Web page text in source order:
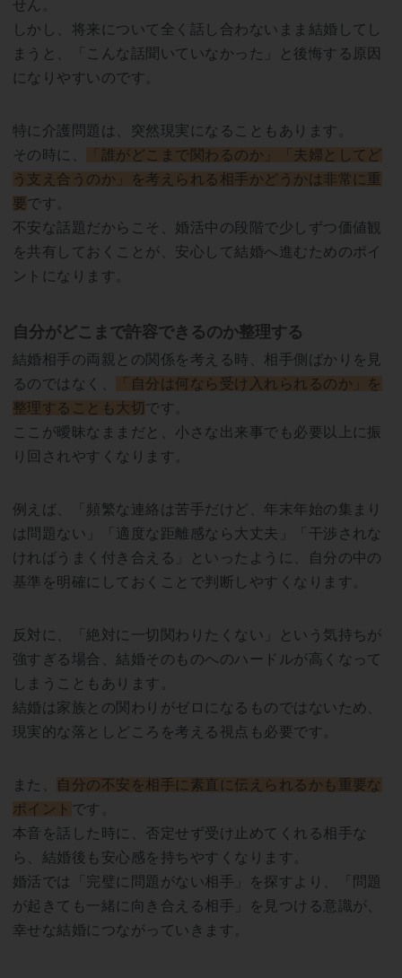
せん。
しかし、将来について全く話し合わないまま結婚してし
まうと、「こんな話聞いていなかった」と後悔する原因
になりやすいのです。
特に介護問題は、突然現実になることもあります。
その時に、
「誰がどこまで関わるのか」「夫婦としてど
う支え合うのか」を考えられる相手かどうかは非常に重
要 です。
不安な話題だからこそ、婚活中の段階で少しずつ価値観
を共有しておくことが、安心して結婚へ進むためのポイ
ントになります。
自分がどこまで許容できるのか整理する
結婚相手の両親との関係を考える時、相手側ばかりを見
るのではなく、
「自分は何なら受け入れられるのか」を
整理することも大切 です。
ここが曖昧なままだと、小さな出来事でも必要以上に振
り回されやすくなります。
例えば、「頻繁な連絡は苦手だけど、年末年始の集まり
は問題ない」「適度な距離感なら大丈夫」「干渉されな
ければうまく付き合える」といったように、自分の中の
基準を明確にしておくことで判断しやすくなります。
反対に、「絶対に一切関わりたくない」という気持ちが
強すぎる場合、結婚そのものへのハードルが高くなって
しまうこともあります。
結婚は家族との関わりがゼロになるものではないため、
現実的な落としどころを考える視点も必要です。
また、 自分の不安を相手に素直に伝えられるかも重要な
ポイント です。
本音を話した時に、否定せず受け止めてくれる相手な
ら、結婚後も安心感を持ちやすくなります。
婚活では「完璧に問題がない相手」を探すより、「問題
が起きても一緒に向き合える相手」を見つける意識が、
幸せな結婚につながっていきます。